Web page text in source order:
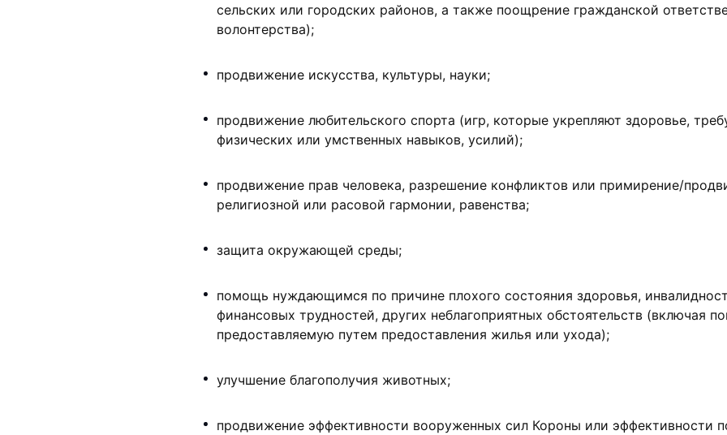
сельских или городских районов, а также поощрение гражданской
волонтерства);
продвижение искусства, культуры, науки;
продвижение любительского спорта (игр, которые укрепляют здоровье,
физических или умственных навыков, усилий);
продвижение прав человека, разрешение конфликтов или примирение/
религиозной или расовой гармонии, равенства;
защита окружающей среды;
помощь нуждающимся по причине плохого состояния здоровья,
финансовых трудностей, других неблагоприятных обстоятельств (включая
предоставляемую путем предоставления жилья или ухода);
улучшение благополучия животных;
продвижение эффективности вооруженных сил Короны или эффективности